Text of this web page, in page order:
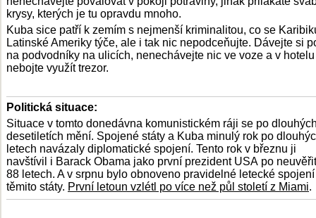
krysy, kterých je tu opravdu mnoho.
Kuba sice patří k zemím s nejmenší kriminalitou, co se
Latinské Ameriky týče, ale i tak nic nepodceňujte. Dávejte si
na podvodníky na ulicích, nenechávejte nic ve voze a v
nebojte využít trezor.
Politická situace:
Situace v tomto donedávna komunistickém ráji se po
desetiletích mění. Spojené státy a Kuba minulý rok po
letech navázaly diplomatické spojení. Tento rok v březnu ji
navštívil i Barack Obama jako první prezident USA po
88 letech. A v srpnu bylo obnoveno pravidelné letecké
těmito státy. První letoun vzlétl po více než půl století z Miami.